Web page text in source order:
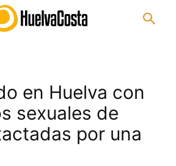
en Huelva con
sexuales de
por una